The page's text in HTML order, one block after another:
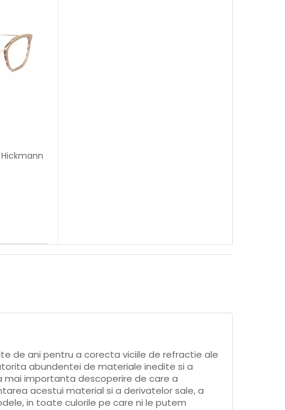
de ani pentru a corecta viciile de refractie ale
abundentei de materiale inedite si a
mai importanta descoperire de care a
acestui material si a derivatelor sale, a
in toate culorile pe care ni le putem